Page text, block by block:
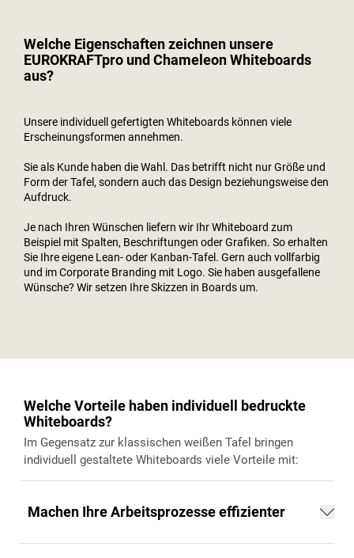
Welche Eigenschaften zeichnen unsere
EUROKRAFTpro und Chameleon Whiteboards
aus?
Unsere individuell gefertigten Whiteboards können viele
Erscheinungsformen annehmen.
Sie als Kunde haben die Wahl. Das betrifft nicht nur Größe und
Form der Tafel, sondern auch das Design beziehungsweise den
Aufdruck.
Je nach Ihren Wünschen liefern wir Ihr Whiteboard zum
Beispiel mit Spalten, Beschriftungen oder Grafiken. So erhalten
Sie Ihre eigene Lean- oder Kanban-Tafel. Gern auch vollfarbig
und im Corporate Branding mit Logo. Sie haben ausgefallene
Wünsche? Wir setzen Ihre Skizzen in Boards um.
Welche Vorteile haben individuell bedruckte
Whiteboards?
Im Gegensatz zur klassischen weißen Tafel bringen
individuell gestaltete Whiteboards viele Vorteile mit:
Machen Ihre Arbeitsprozesse effizienter